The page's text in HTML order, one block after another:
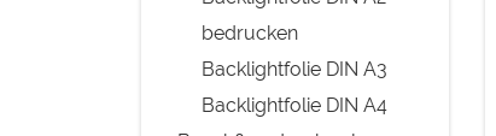
bedrucken
Backlightfolie DIN A3
Backlightfolie DIN A4